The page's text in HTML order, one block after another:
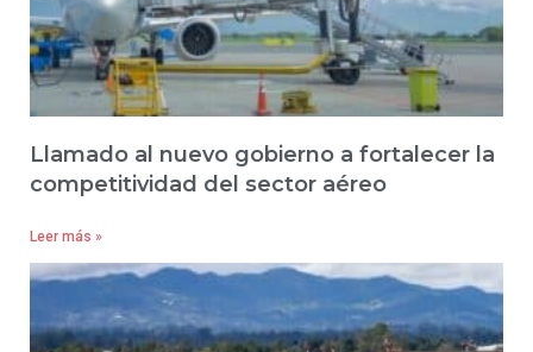
Llamado al nuevo gobierno a fortalecer la
competitividad del sector aéreo
Leer más »